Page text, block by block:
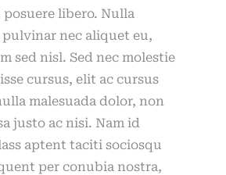
libero. Nulla
pulvinar nec aliquet eu,
sed nisl. Sed nec molestie
cursus, elit ac cursus
malesuada dolor, non
justo ac nisi. Nam id
aptent taciti sociosqu
per conubia nostra,